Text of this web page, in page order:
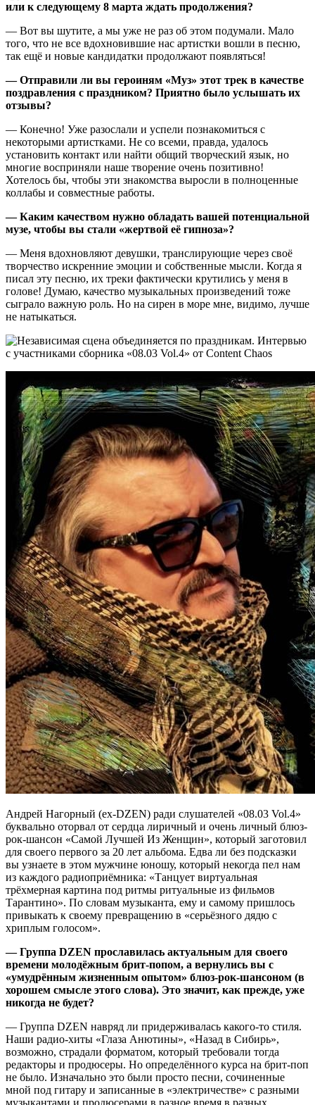
или к следующему 8 марта ждать продолжения?
— Вот вы шутите, а мы уже не раз об этом подумали. Мало
того, что не все вдохновившие нас артистки вошли в песню,
так ещё и новые кандидатки продолжают появляться!
— Отправили ли вы героиням «Муз» этот трек в качестве
поздравления с праздником? Приятно было услышать их
отзывы?
— Конечно! Уже разослали и успели познакомиться с
некоторыми артистками. Не со всеми, правда, удалось
установить контакт или найти общий творческий язык, но
многие восприняли наше творение очень позитивно!
Хотелось бы, чтобы эти знакомства выросли в полноценные
коллабы и совместные работы.
— Каким качеством нужно обладать вашей потенциальной
музе, чтобы вы стали «жертвой её гипноза»?
— Меня вдохновляют девушки, транслирующие через своё
творчество искренние эмоции и собственные мысли. Когда я
писал эту песню, их треки фактически крутились у меня в
голове! Думаю, качество музыкальных произведений тоже
сыграло важную роль. Но на сирен в море мне, видимо, лучше
не натыкаться.
Андрей Нагорный (ex-DZEN) ради слушателей «08.03 Vol.4»
буквально оторвал от сердца лиричный и очень личный блюз-
рок-шансон «Самой Лучшей Из Женщин», который заготовил
для своего первого за 20 лет альбома. Едва ли без подсказки
вы узнаете в этом мужчине юношу, который некогда пел нам
из каждого радиоприёмника: «Танцует виртуальная
трёхмерная картина под ритмы ритуальные из фильмов
Тарантино». По словам музыканта, ему и самому пришлось
привыкать к своему превращению в «серьёзного дядю с
хриплым голосом».
— Группа DZEN прославилась актуальным для своего
времени молодёжным брит-попом, а вернулись вы с
«умудрённым жизненным опытом» блюз-рок-шансоном (в
хорошем смысле этого слова). Это значит, как прежде, уже
никогда не будет?
— Группа DZEN навряд ли придерживалась какого-то стиля.
Наши радио-хиты «Глаза Анютины», «Назад в Сибирь»,
возможно, страдали форматом, который требовали тогда
редакторы и продюсеры. Но определённого курса на брит-поп
не было. Изначально это были просто песни, сочиненные
мной под гитару и записанные в «электричестве» с разными